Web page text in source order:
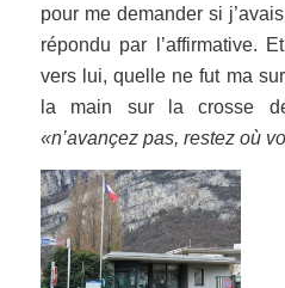
pour me demander si
répondu par l’affirmative.
vers lui, quelle ne fut ma
la main sur la crosse
«n’avançez pas, restez où